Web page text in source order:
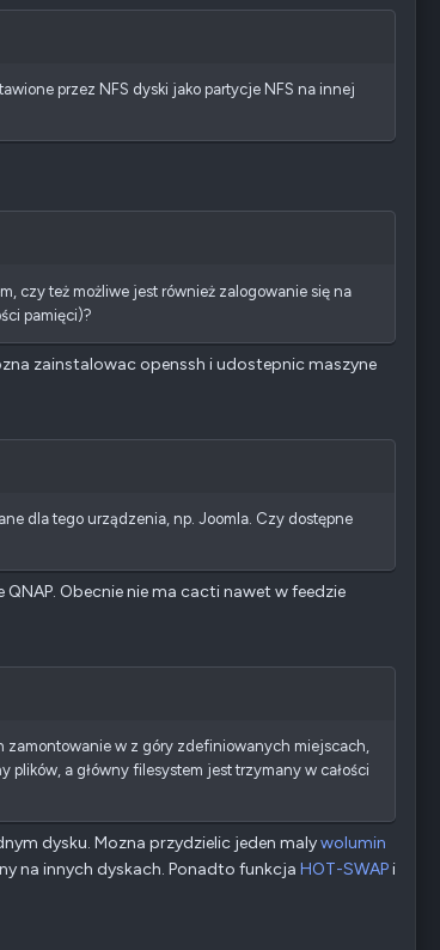
przez NFS dyski jako partycje NFS na innej
czy też możliwe jest również zalogowanie się na
pamięci)?
zainstalowac openssh i udostepnic maszyne
dla tego urządzenia, np. Joomla. Czy dostępne
Obecnie nie ma cacti nawet w feedzie
zamontowanie w z góry zdefiniowanych miejscach,
a główny filesystem jest trzymany w całości
dysku. Mozna przydzielic jeden malywolumin
na innych dyskach. Ponadto funkcja HOT-SWAPi